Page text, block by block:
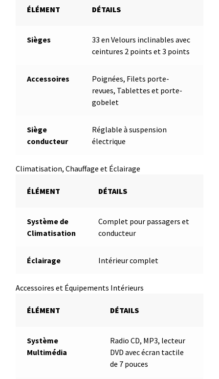
ÉLÉMENT DÉTAILS
Sièges
33 en Velours inclinables avec
ceintures 2 points et 3 points
Accessoires
Poignées, Filets porte-
revues, Tablettes et porte-
gobelet
Siège
conducteur
Réglable à suspension
électrique
Climatisation, Chauffage et Éclairage
ÉLÉMENT DÉTAILS
Système de
Climatisation
Complet pour passagers et
conducteur
Éclairage Intérieur complet
Accessoires et Équipements Intérieurs
ÉLÉMENT DÉTAILS
Système
Multimédia
Radio CD, MP3, lecteur
DVD avec écran tactile
de 7 pouces